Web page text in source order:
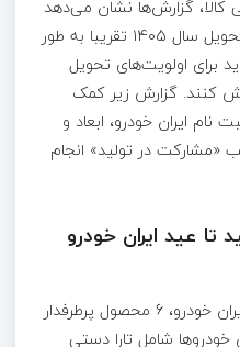
کالا، گزارش‌ها نشان می‌دهد
پس از گذشت سه روز، ظرفیت تحویل سال 1405 تقریبا به طور
برای اولویت‌های تحویل
تا شهریور سال 1406 تلاش کنند. گزارش زیر کمک
ایران خودرو، ابعاد و
در تولید» انجام
عید ایران خودرو
در این نوبت از فروش اینترنتی ایران خودرو، 6 محصول پرطرفدار
خودروها شامل تارا دستی